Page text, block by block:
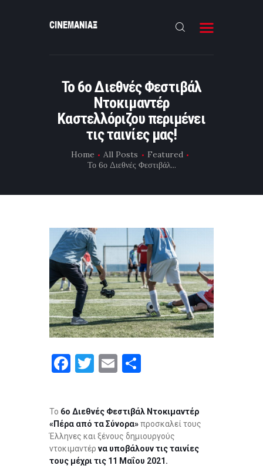
Το 6ο Διεθνές Φεστιβάλ
Ντοκιμαντέρ
Καστελλόριζου περιμένει
τις ταινίες μας!
Home All Posts
Featured
Το 6ο Διεθνές Φεστιβάλ...
ΝΕΑ
ΣΥΝΕΝΤΕΥΞΗ
FILMMAKING
ΜΙΚΡΟΥ ΜΗΚΟΥΣ
F
b
o
o
T
er
E
e
Το 6ο Διεθνές Φεστιβάλ Ντοκιμαντέρ
«Πέρα από τα Σύνορα»προσκαλεί τους
Έλληνες και ξένους δημιουργούς
ντοκιμαντέρ να υποβάλουν τις ταινίες
τους μέχρι τις 11 Μαΐου 2021.